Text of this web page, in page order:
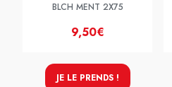
BLCH MENT 2X75
9,50€
JE LE PRENDS !